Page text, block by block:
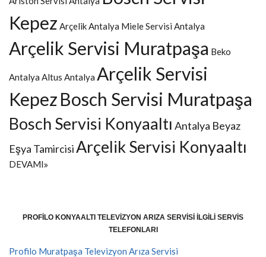
Kepez Arçelik Antalya Miele Servisi Antalya
Arçelik Servisi Muratpaşa Beko
Antalya Altus Antalya Arçelik Servisi
KepezBosch Servisi Muratpaşa
Bosch Servisi Konyaaltı Antalya Beyaz
Eşya TamircisiArçelik Servisi Konyaaltı
DEVAMI
PROFILO KONYAALTI TELEVIZYON ARIZA SERVISI İLGILI SERVIS
TELEFONLARI
Profilo Muratpaşa Televizyon Arıza Servisi